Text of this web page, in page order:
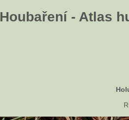
Houbaření - Atlas